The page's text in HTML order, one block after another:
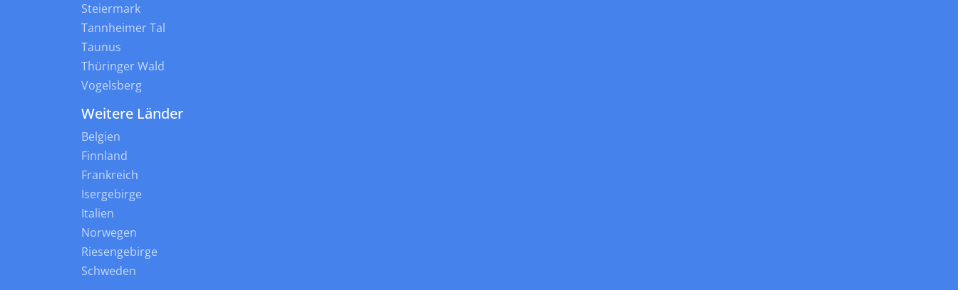
Steiermark
Tannheimer Tal
Taunus
Thüringer Wald
Vogelsberg
Weitere Länder
Belgien
Finnland
Frankreich
Isergebirge
Italien
Norwegen
Riesengebirge
Schweden